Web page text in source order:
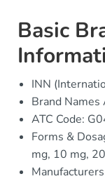
Basic
INN
Brand
ATC Code:
Forms &
mg, 10 mg,